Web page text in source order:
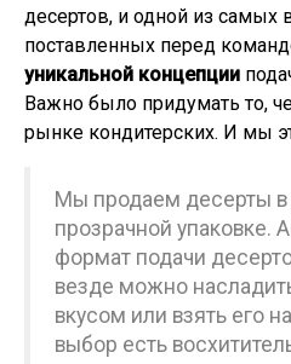
десертов, и одной из самых
поставленных перед
уникальной концепции
Важно было придумать то,
рынке кондитерских. И мы
Мы продаем десерты в
прозрачной упаковке.
формат подачи
везде можно
вкусом или взять его
выбор есть